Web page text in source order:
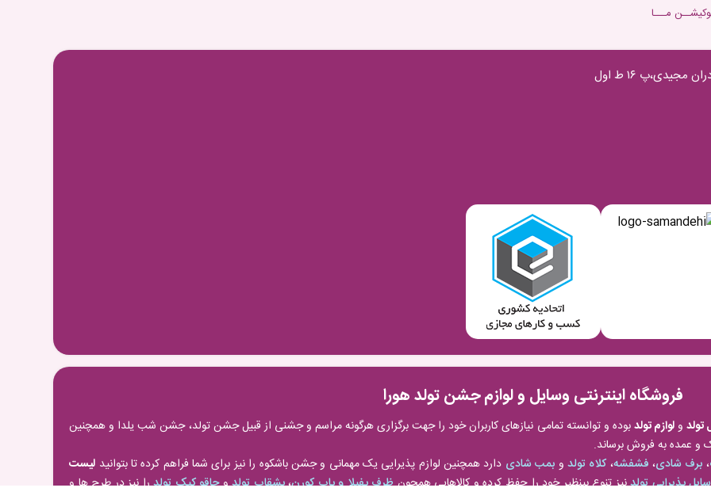
مـــا
فروشگاه اینترنتی وسایل و لوازم جشن تولد هورا
تولد ولوازم تولدبوده و توانسته تمامی نیازهای کاربران خود را جهت برگزاری هرگونه مراسم و جشنی از قبیل جشن تولد، جشن شب یلدا و همچنین
و عمده به فروش برساند.
، برف شادی، فشفشه، کلاه تولد و بمب شادی دارد همچنین لوازم پذیرایی یک مهمانی و جشن باشکوه را نیز برای شما فراهم کرده تا بتوانید لیست
پذیرایی تولدنیز تنوع بینظیر خود را حفظ کرده و کالاهایی همچونظرف پفیلا و پاپ کورن،بشقاب تولدوچاقو کیک تولدرا نیز در طرح ها و